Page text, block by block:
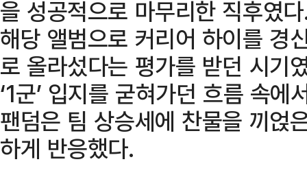
을 성공적으로 마무리한 직후였
해당 앨범으로 커리어 하이를 경
로 올라섰다는 평가를 받던 시기
‘1군’ 입지를 굳혀가던 흐름 속
팬덤은 팀 상승세에 찬물을 끼얹
하게 반응했다.